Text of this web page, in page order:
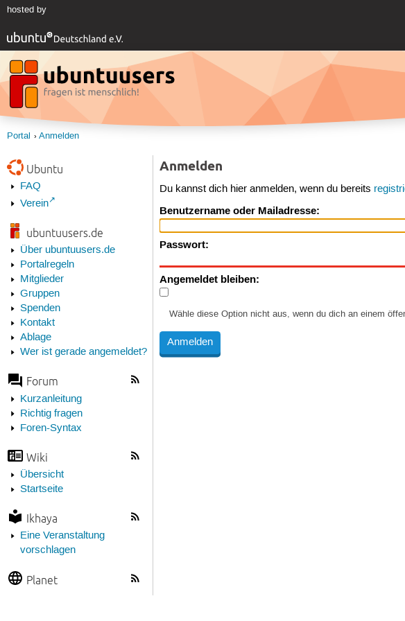
hosted by
Portal Anmelden
Ubuntu
FAQ
Verein
ubuntuusers.de
Über ubuntuusers.de
Portalregeln
Mitglieder
Gruppen
Spenden
Kontakt
Ablage
Wer ist gerade angemeldet?
Forum
Kurzanleitung
Richtig fragen
Foren-Syntax
Wiki
Übersicht
Startseite
Ikhaya
Eine Veranstaltung
vorschlagen
Planet
Anmelden
Du kannst dich hier anmelden, wenn du bereits
Benutzername oder Mailadresse:
Passwort:
Angemeldet bleiben:
Wähle diese Option nicht aus, wenn du dich an einem